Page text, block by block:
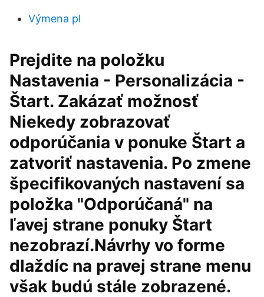
Výmena pl
Prejdite na položku
Nastavenia - Personalizácia -
Štart. Zakázať možnosť
Niekedy zobrazovať
odporúčania v ponuke Štart a
zatvoriť nastavenia. Po zmene
špecifikovaných nastavení sa
položka "Odporúčaná" na
ľavej strane ponuky Štart
nezobrazí.Návrhy vo forme
dlaždíc na pravej strane menu
však budú stále zobrazené.